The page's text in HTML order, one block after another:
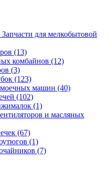
Запчасти для мелкобытовой
(13)
комбайнов (12)
(3)
(123)
машин (40)
(102)
(1)
и масляных
(67)
(1)
(7)